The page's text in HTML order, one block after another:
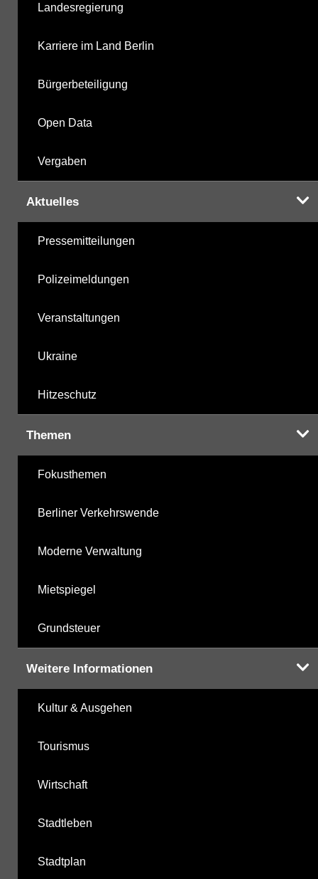
Landesregierung
Karriere im Land Berlin
Bürgerbeteiligung
Open Data
Vergaben
Aktuelles
Pressemitteilungen
Polizeimeldungen
Veranstaltungen
Ukraine
Hitzeschutz
Themen
Fokusthemen
Berliner Verkehrswende
Moderne Verwaltung
Mietspiegel
Grundsteuer
Weitere Informationen
Kultur & Ausgehen
Tourismus
Wirtschaft
Stadtleben
Stadtplan